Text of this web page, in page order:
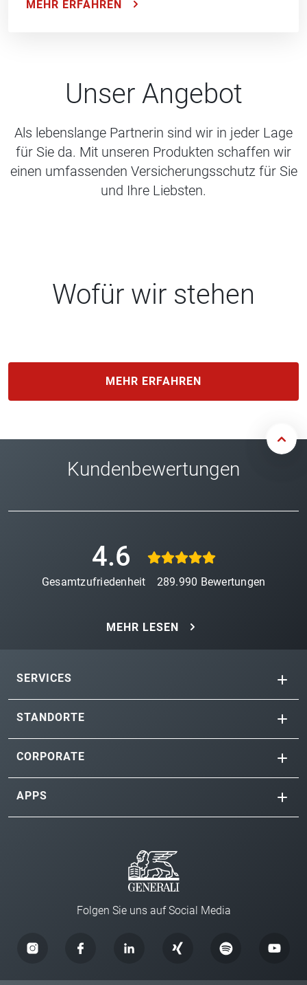
MEHR ERFAHREN
Unser Angebot
Als lebenslange Partnerin sind wir in jeder Lage
für Sie da. Mit unseren Produkten schaffen wir
einen umfassenden Versicherungsschutz für Sie
und Ihre Liebsten.
Wofür wir stehen
MEHR ERFAHREN
Kundenbewertungen
4.6
Gesamtzufriedenheit 289.990 Bewertungen
MEHR LESEN
SERVICES
STANDORTE
CORPORATE
APPS
Folgen Sie uns auf Social Media